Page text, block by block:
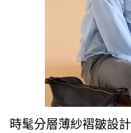
時髦分層薄紗褶皺設